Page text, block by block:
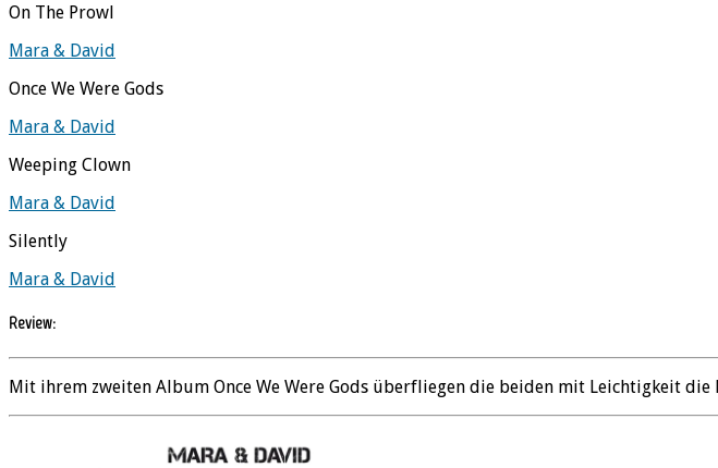
On The Prowl
Mara & David
Once We Were Gods
Mara & David
Weeping Clown
Mara & David
Silently
Mara & David
Review:
Mit ihrem zweiten Album Once We Were Gods überfliegen die beiden mit Leichtigkeit